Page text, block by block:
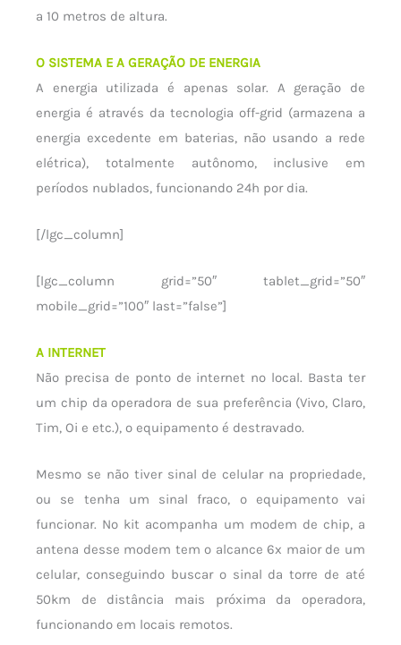
a 10 metros de altura.
O SISTEMA E A GERAÇÃO DE ENERGIA
A energia utilizada é apenas solar. A geração de
energia é através da tecnologia off-grid (armazena a
energia excedente em baterias, não usando a rede
elétrica), totalmente autônomo, inclusive em
períodos nublados, funcionando 24h por dia.
[/lgc_column]
[lgc_column grid=”50″ tablet_grid=”50″
mobile_grid=”100″ last=”false”]
A INTERNET
Não precisa de ponto de internet no local. Basta ter
um chip da operadora de sua preferência (Vivo, Claro,
Tim, Oi e etc.), o equipamento é destravado.
Mesmo se não tiver sinal de celular na propriedade,
ou se tenha um sinal fraco, o equipamento vai
funcionar. No kit acompanha um modem de chip, a
antena desse modem tem o alcance 6x maior de um
celular, conseguindo buscar o sinal da torre de até
50km de distância mais próxima da operadora,
funcionando em locais remotos.